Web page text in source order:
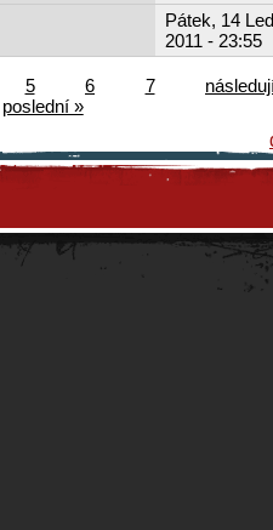
Pátek, 14
2011 - 23:55
5 6 7
poslední »